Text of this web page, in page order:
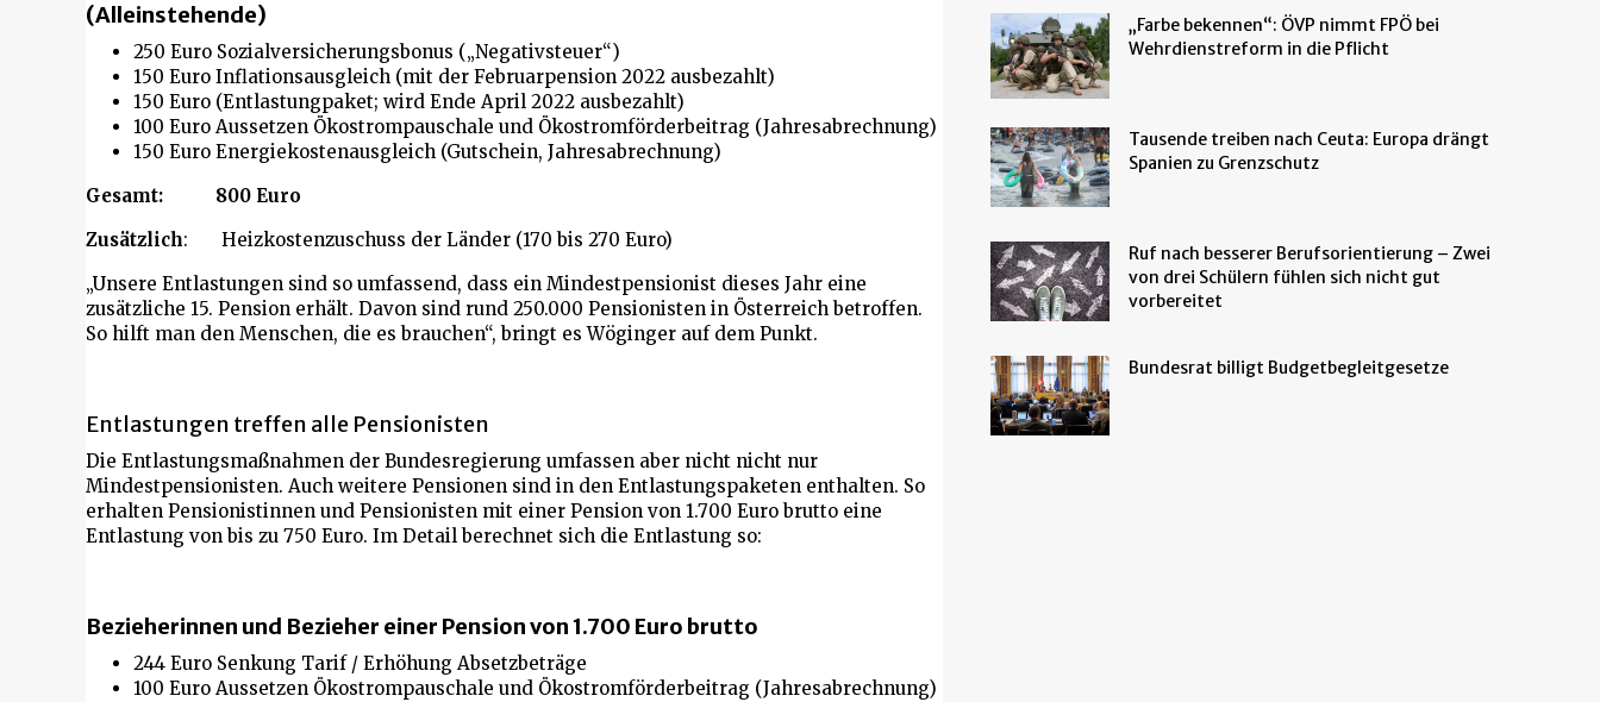
(Alleinstehende)
250 Euro Sozialversicherungsbonus („Negativsteuer“)
150 Euro Inflationsausgleich (mit der Februarpension 2022 ausbezahlt)
150 Euro (Entlastungpaket; wird Ende April 2022 ausbezahlt)
100 Euro Aussetzen Ökostrompauschale und Ökostromförderbeitrag (Jahresabrechnung)
150 Euro Energiekostenausgleich (Gutschein, Jahresabrechnung)
Gesamt: 800 Euro
Zusätzlich: Heizkostenzuschuss der Länder (170 bis 270 Euro)
„Unsere Entlastungen sind so umfassend, dass ein Mindestpensionist dieses Jahr eine
zusätzliche 15. Pension erhält. Davon sind rund 250.000 Pensionisten in Österreich betroffen.
So hilft man den Menschen, die es brauchen“, bringt es Wöginger auf dem Punkt.
Entlastungen treffen alle Pensionisten
Die Entlastungsmaßnahmen der Bundesregierung umfassen aber nicht nicht nur
Mindestpensionisten. Auch weitere Pensionen sind in den Entlastungspaketen enthalten. So
erhalten Pensionistinnen und Pensionisten mit einer Pension von 1.700 Euro brutto eine
Entlastung von bis zu 750 Euro. Im Detail berechnet sich die Entlastung so:
Bezieherinnen und Bezieher einer Pension von 1.700 Euro brutto
244 Euro Senkung Tarif / Erhöhung Absetzbeträge
100 Euro Aussetzen Ökostrompauschale und Ökostromförderbeitrag (Jahresabrechnung)
„Farbe bekennen“: ÖVP nimmt FPÖ bei
Wehrdienstreform in die Pflicht
Tausende treiben nach Ceuta: Europa drängt
Spanien zu Grenzschutz
Ruf nach besserer Berufsorientierung – Zwei
von drei Schülern fühlen sich nicht gut
vorbereitet
Bundesrat billigt Budgetbegleitgesetze